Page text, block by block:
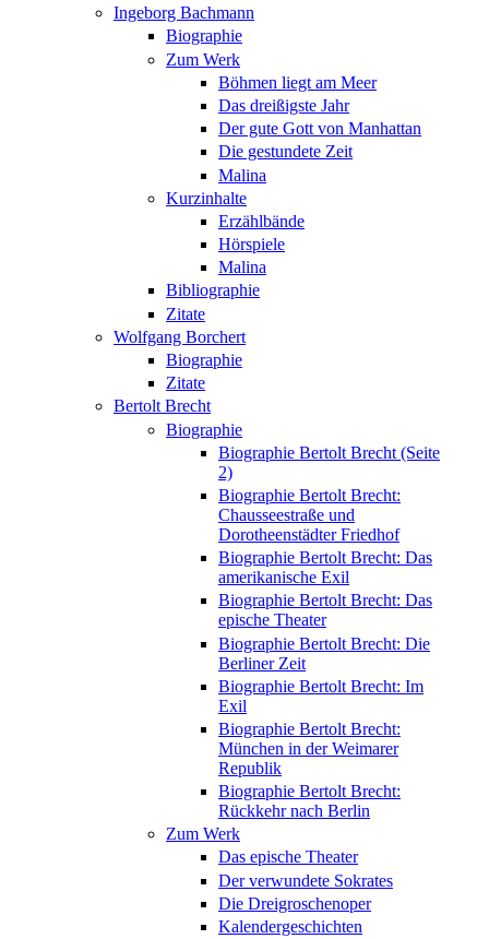
Ingeborg Bachmann
Biographie
Zum Werk
Böhmen liegt am Meer
Das dreißigste Jahr
Der gute Gott von Manhattan
Die gestundete Zeit
Malina
Kurzinhalte
Erzählbände
Hörspiele
Malina
Bibliographie
Zitate
Wolfgang Borchert
Biographie
Zitate
Bertolt Brecht
Biographie
Biographie Bertolt Brecht (Seite
2)
Biographie Bertolt Brecht:
Chausseestraße und
Dorotheenstädter Friedhof
Biographie Bertolt Brecht: Das
amerikanische Exil
Biographie Bertolt Brecht: Das
epische Theater
Biographie Bertolt Brecht: Die
Berliner Zeit
Biographie Bertolt Brecht: Im
Exil
Biographie Bertolt Brecht:
München in der Weimarer
Republik
Biographie Bertolt Brecht:
Rückkehr nach Berlin
Zum Werk
Das epische Theater
Der verwundete Sokrates
Die Dreigroschenoper
Kalendergeschichten